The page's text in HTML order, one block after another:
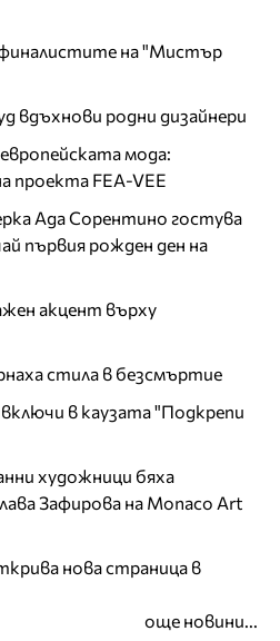
финалистите на "Мистър
вдъхнови родни дизайнери
мода:
проекта FEA-VEE
Ада Сорентино гостува
първия рожден ден на
акцент върху
стила в безсмъртие
в каузата "Подкрепи
художници бяха
Зафирова на Monaco Art
нова страница в
още новини...